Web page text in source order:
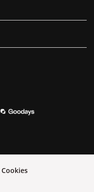
Cookies